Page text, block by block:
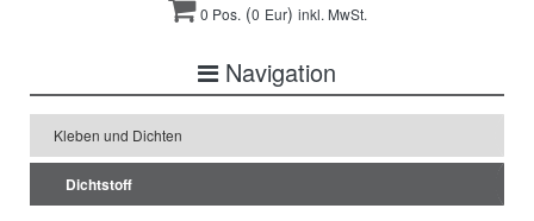
0 Pos.(0 Eur) inkl. MwSt.
Navigation
Kleben und Dichten
Dichtstoff